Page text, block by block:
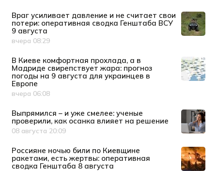
Враг усиливает давление и не считает свои
потери: оперативная сводка Генштаба ВСУ
9 августа
Дата публикации
вчера 08:29
В Киеве комфортная прохлада, а в
Мадриде свирепствует жара: прогноз
погоды на 9 августа для украинцев в
Европе
Дата публикации
вчера 06:08
Выпрямился – и уже смелее: ученые
проверили, как осанка влияет на решение
Дата публикации
08 августа 20:09
Россияне ночью били по Киевщине
ракетами, есть жертвы: оперативная
сводка Генштаба 8 августа